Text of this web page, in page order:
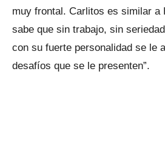
muy frontal. Carlitos es similar a
sabe que sin trabajo, sin
con su fuerte personalidad se le
desafíos que se le presenten”.